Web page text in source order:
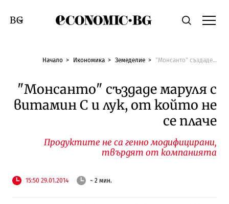
Economic.bgТърсене
Смяна на език
Начало Икономика Земеделие "Монсанто" създаде маруля с витамин С и лук, от който не се плаче
"Монсанто" създаде маруля с
витамин С и лук, от който не
се плаче
Продуктите не са генно модифицирани,
твърдят от компанията
15:50 29.01.2014 ~ 2 мин.